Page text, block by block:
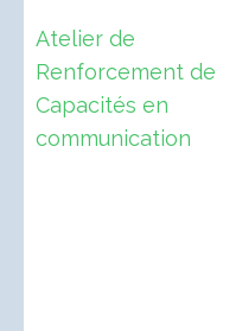
Navigation
de
l’article
Atelier de
Renforcement de
Capacités en
communication